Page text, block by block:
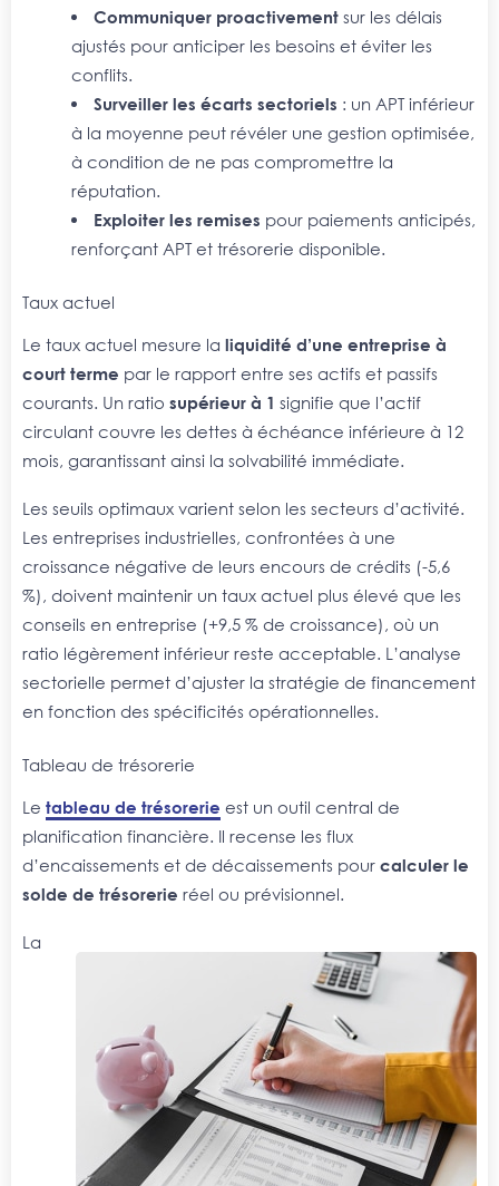
Communiquer proactivement sur les délais
ajustés pour anticiper les besoins et éviter les
conflits.
Surveiller les écarts sectoriels : un APT inférieur
à la moyenne peut révéler une gestion optimisée,
à condition de ne pas compromettre la
réputation.
Exploiter les remises pour paiements anticipés,
renforçant APT et trésorerie disponible.
Taux actuel
Le taux actuel mesure la liquidité d’une entreprise à
court terme par le rapport entre ses actifs et passifs
courants. Un ratio supérieur à 1 signifie que l’actif
circulant couvre les dettes à échéance inférieure à 12
mois, garantissant ainsi la solvabilité immédiate.
Les seuils optimaux varient selon les secteurs d’activité.
Les entreprises industrielles, confrontées à une
croissance négative de leurs encours de crédits (-5,6
%), doivent maintenir un taux actuel plus élevé que les
conseils en entreprise (+9,5 % de croissance), où un
ratio légèrement inférieur reste acceptable. L’analyse
sectorielle permet d’ajuster la stratégie de financement
en fonction des spécificités opérationnelles.
Tableau de trésorerie
Le tableau de trésorerie est un outil central de
planification financière. Il recense les flux
d’encaissements et de décaissements pour calculer le
solde de trésorerie réel ou prévisionnel.
La